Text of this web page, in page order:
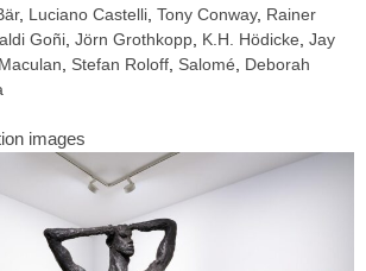
, Luciano Castelli Tony Conway, Rainer
Goñi Jörn Grothkopp K.H. Hödicke Jay
Stefan Roloff Salomé
Deborah
images